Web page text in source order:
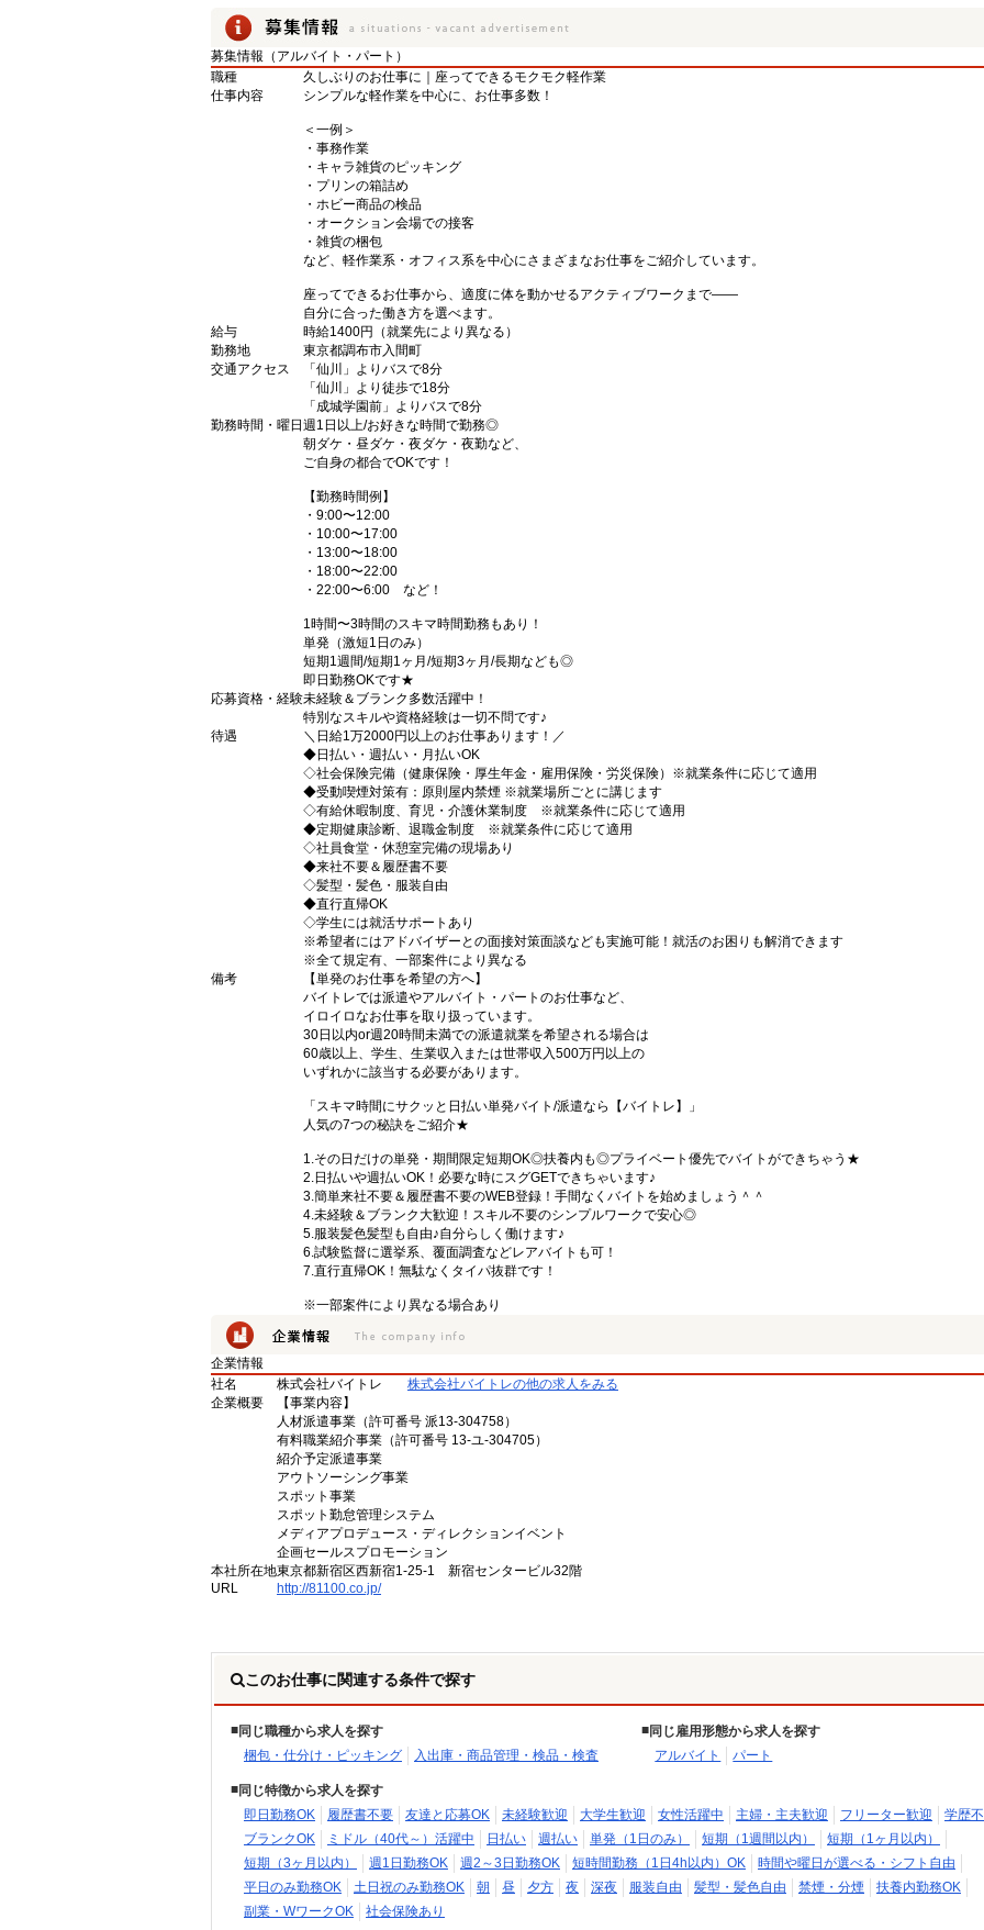
募集情報（アルバイト・パート）
職種
久しぶりのお仕事に｜座ってできるモクモク軽作業
仕事内容
シンプルな軽作業を中心に、お仕事多数！
＜一例＞
・事務作業
・キャラ雑貨のピッキング
・プリンの箱詰め
・ホビー商品の検品
・オークション会場での接客
・雑貨の梱包
など、軽作業系・オフィス系を中心にさまざまなお仕事をご紹介しています。
座ってできるお仕事から、適度に体を動かせるアクティブワークまで――
自分に合った働き方を選べます。
給与
時給1400円（就業先により異なる）
勤務地
東京都調布市入間町
交通アクセス
「仙川」よりバスで8分
「仙川」より徒歩で18分
「成城学園前」よりバスで8分
勤務時間・曜日 週1日以上/お好きな時間で勤務◎
朝ダケ・昼ダケ・夜ダケ・夜勤など、
ご自身の都合でOKです！
【勤務時間例】
・9:00〜12:00
・10:00〜17:00
・13:00〜18:00
・18:00〜22:00
・22:00〜6:00 など！
1時間〜3時間のスキマ時間勤務もあり！
単発（激短1日のみ）
短期1週間/短期1ヶ月/短期3ヶ月/長期なども◎
即日勤務OKです★
応募資格・経験未経験＆ブランク多数活躍中！
特別なスキルや資格経験は一切不問です♪
待遇
＼日給1万2000円以上のお仕事あります！／
◆日払い・週払い・月払いOK
◇社会保険完備（健康保険・厚生年金・雇用保険・労災保険）※就業条件に応じて適用
◆受動喫煙対策有：原則屋内禁煙 ※就業場所ごとに講じます
◇有給休暇制度、育児・介護休業制度 ※就業条件に応じて適用
◆定期健康診断、退職金制度 ※就業条件に応じて適用
◇社員食堂・休憩室完備の現場あり
◆来社不要＆履歴書不要
◇髪型・髪色・服装自由
◆直行直帰OK
◇学生には就活サポートあり
※希望者にはアドバイザーとの面接対策面談なども実施可能！就活のお困りも解消できます
※全て規定有、一部案件により異なる
備考
【単発のお仕事を希望の方へ】
バイトレでは派遣やアルバイト・パートのお仕事など、
イロイロなお仕事を取り扱っています。
30日以内or週20時間未満での派遣就業を希望される場合は
60歳以上、学生、生業収入または世帯収入500万円以上の
いずれかに該当する必要があります。
「スキマ時間にサクッと日払い単発バイト/派遣なら【バイトレ】」
人気の7つの秘訣をご紹介★
1.その日だけの単発・期間限定短期OK◎扶養内も◎プライベート優先でバイトができちゃう★
2.日払いや週払いOK！必要な時にスグGETできちゃいます♪
3.簡単来社不要＆履歴書不要のWEB登録！手間なくバイトを始めましょう＾＾
4.未経験＆ブランク大歓迎！スキル不要のシンプルワークで安心◎
5.服装髪色髪型も自由♪自分らしく働けます♪
6.試験監督に選挙系、覆面調査などレアバイトも可！
7.直行直帰OK！無駄なくタイパ抜群です！
※一部案件により異なる場合あり
企業情報
社名
株式会社バイトレ
株式会社バイトレの他の求人をみる
企業概要
【事業内容】
人材派遣事業（許可番号 派13-304758）
有料職業紹介事業（許可番号 13-ユ-304705）
紹介予定派遣事業
アウトソーシング事業
スポット事業
スポット勤怠管理システム
メディアプロデュース・ディレクションイベント
企画セールスプロモーション
本社所在地東京都新宿区西新宿1-25-1 新宿センタービル32階
URL
http://81100.co.jp/
このお仕事に関連する条件で探す
同じ職種から求人を探す
梱包・仕分け・ピッキング
入出庫・商品管理・検品・検査
同じ雇用形態から求人を探す
アルバイト
パート
同じ特徴から求人を探す
即日勤務OK
履歴書不要 友達と応募OK 未経験歓迎 大学生歓迎 女性活躍中 主婦・主夫歓迎 フリーター歓迎
学歴
ブランクOK
ミドル（40代～）活躍中 日払い 週払い 単発（1日のみ） 短期（1週間以内）
短期（1ヶ月以内）
短期（3ヶ月以内）
週1日勤務OK 週2～3日勤務OK 短時間勤務（1日4h以内）OK
時間や曜日が選べる・シフト自由
平日のみ勤務OK
土日祝のみ勤務OK 朝 昼 夕方 夜 深夜 服装自由 髪型・髪色自由 禁煙・分煙
扶養内勤務OK
副業・WワークOK
社会保険あり